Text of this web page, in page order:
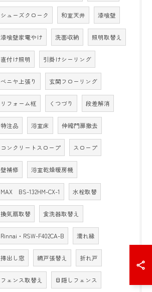
シューズクローク 和室天井 漆喰壁
漆喰壁家電やけ 洗面収納 照明取替え
直付け照明 引掛けシーリング
ベニヤ上張り 玄関フローリング
リフォーム框 くつづり 段差解消
特注品 浴室床 伸縮門扉撤去
コンクリートスロープ スロープ
壁補修 浴室乾燥暖房機
MAX BS-132HM-CX-1 水栓取替
換気扇取替 食洗器取替え
Rinnai・RSW-F402CA-B 濡れ縁
掃出し窓 網戸張替え 折れ戸
フェンス取替え 目隠しフェンス